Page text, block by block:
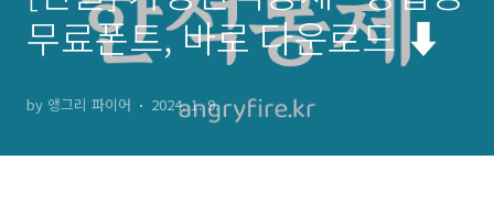
무료폰트, 바로 다운로드 ⬇︎
by 앵그리 파이어 2024. 1. 9.